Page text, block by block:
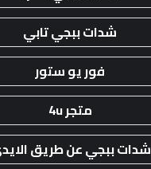
شدات ببجي تابي
فور يو ستور
متجر 4u
شدات ببجي عن طريق